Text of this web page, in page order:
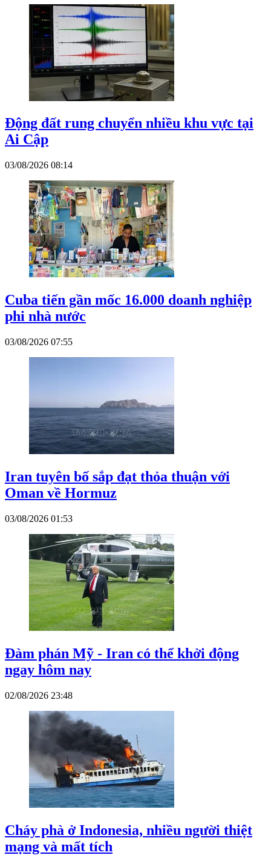
Động đất rung chuyển nhiều khu vực tại
Ai Cập
03/08/2026 08:14
Cuba tiến gần mốc 16.000 doanh nghiệp
phi nhà nước
03/08/2026 07:55
Iran tuyên bố sắp đạt thỏa thuận với
Oman về Hormuz
03/08/2026 01:53
Đàm phán Mỹ - Iran có thể khởi động
ngay hôm nay
02/08/2026 23:48
Cháy phà ở Indonesia, nhiều người thiệt
mạng và mất tích